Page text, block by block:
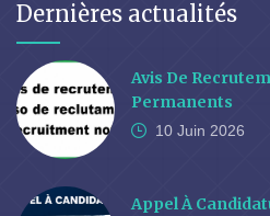
Dernières actualités
Avis De
Permanents
10 Juin 2026
Appel À